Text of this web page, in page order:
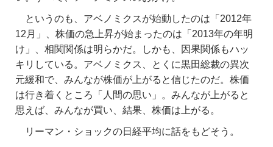
というのも、アベノミクスが始動したのは「2012年
12月」、株価の急上昇が始まったのは「2013年の年明
け」、相関関係は明らかだ。しかも、因果関係もハッ
キリしている。アベノミクス、とくに黒田総裁の異次
元緩和で、みんなが株価が上がると信じたのだ。株価
は行き着くところ「人間の思い」。みんなが上がると
思えば、みんなが買い、結果、株価は上がる。
リーマン・ショックの日経平均に話をもどそう。